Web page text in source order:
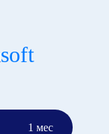
soft
1 мес